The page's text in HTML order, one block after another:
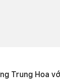
Trung Hoa